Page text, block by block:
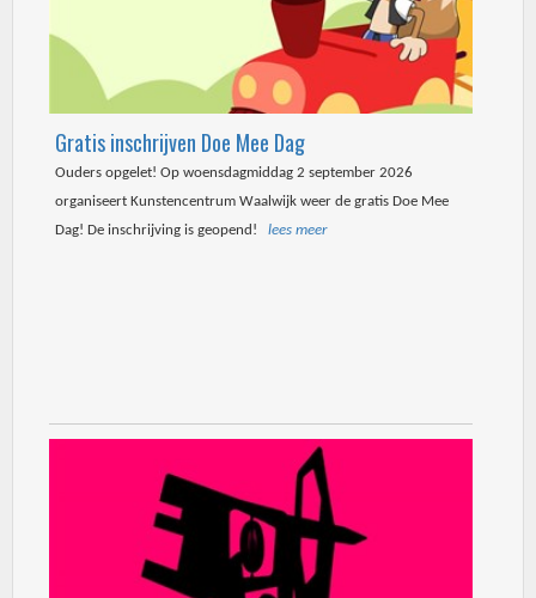
Gratis inschrijven Doe Mee Dag
Ouders opgelet! Op woensdagmiddag 2 september 2026
organiseert Kunstencentrum Waalwijk weer de gratis Doe Mee
Dag! De inschrijving is geopend! lees meer